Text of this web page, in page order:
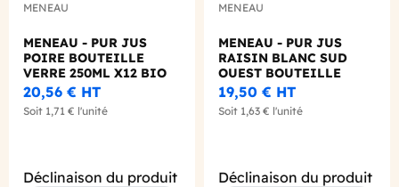
MENEAU
MENEAU - PUR JUS
POIRE BOUTEILLE
VERRE 250ML X12 BIO
20,56 € HT
Soit 1,71 € l'unité
Déclinaison du produit
MENEAU
MENEAU - PUR JUS
RAISIN BLANC SUD
OUEST BOUTEILLE
VERRE 250ML X12 BIO
19,50 € HT
Soit 1,63 € l'unité
Déclinaison du produit